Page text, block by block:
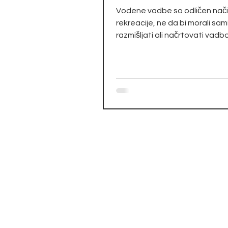
Vodene vadbe so odličen
rekreacije, ne da bi morali sami
razmišljati ali načrtovati